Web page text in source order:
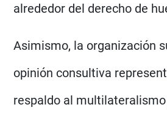
alrededor del derecho de
Asimismo, la organización
opinión consultiva
respaldo al